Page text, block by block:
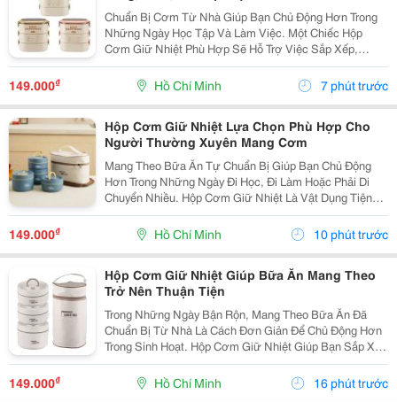
Chuẩn Bị Cơm Từ Nhà Giúp Bạn Chủ Động Hơn Trong
Những Ngày Học Tập Và Làm Việc. Một Chiếc Hộp
Cơm Giữ Nhiệt Phù Hợp Sẽ Hỗ Trợ Việc Sắp Xếp,
Mang Theo Và Sử Dụng Bữa Ăn Thuận Tiện Hơn, Đặc
Biệt Với Những Người Thường Xuyên Ăn Trưa Bên
Ngoài. Chọn...
149.000₫ Hồ Chí Minh 7 phút trước
Hộp Cơm Giữ Nhiệt Lựa Chọn Phù Hợp Cho
Người Thường Xuyên Mang Cơm
Mang Theo Bữa Ăn Tự Chuẩn Bị Giúp Bạn Chủ Động
Hơn Trong Những Ngày Đi Học, Đi Làm Hoặc Phải Di
Chuyển Nhiều. Hộp Cơm Giữ Nhiệt Là Vật Dụng Tiện
Lợi, Giúp Sắp Xếp Các Món Ăn Gọn Gàng Và Phù Hợp
Với Nhiều Lịch Trình Trong Ngày. Lựa Chọn Số Ngăn
149.000₫ Hồ Chí Minh 10 phút trước
Hộp Cơm Giữ Nhiệt Giúp Bữa Ăn Mang Theo
Trở Nên Thuận Tiện
Trong Những Ngày Bận Rộn, Mang Theo Bữa Ăn Đã
Chuẩn Bị Từ Nhà Là Cách Đơn Giản Để Chủ Động Hơn
Trong Sinh Hoạt. Hộp Cơm Giữ Nhiệt Giúp Bạn Sắp Xếp
Nhiều Món Ăn Gọn Gàng Và Thuận Tiện Khi Mang Đến
Trường, Văn Phòng Hoặc Sử Dụng Trong Những
Chuyến Đi....
149.000₫ Hồ Chí Minh 16 phút trước